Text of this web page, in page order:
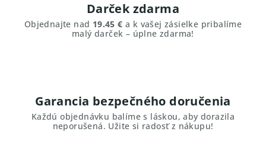
Darček zdarma
Objednajte nad 19.45 € a k vašej zásielke pribalíme
malý darček – úplne zdarma!
Garancia bezpečného doručenia
Každú objednávku balíme s láskou, aby dorazila
neporušená. Užite si radosť z nákupu!